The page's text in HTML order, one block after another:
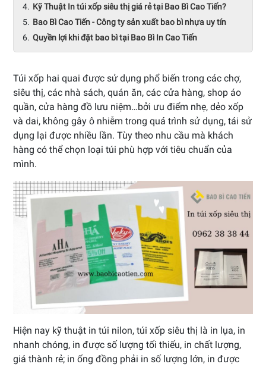
Kỹ Thuật In túi xốp siêu thị giá rẻ tại Bao Bì Cao Tiến?
Bao Bì Cao Tiến - Công ty sản xuất bao bì nhựa uy tín
Quyền lợi khi đặt bao bì tại Bao Bì In Cao Tiến
Túi xốp hai quai được sử dụng phổ biến trong các chợ,
siêu thị, các nhà sách, quán ăn, các cửa hàng, shop áo
quần, cửa hàng đồ lưu niệm…bởi ưu điểm nhẹ, dẻo xốp
và dai, không gây ô nhiễm trong quá trình sử dụng, tái sử
dụng lại được nhiều lần. Tùy theo nhu cầu mà khách
hàng có thể chọn loại túi phù hợp với tiêu chuẩn của
mình.
Hiện nay kỹ thuật in túi nilon, túi xốp siêu thị là in lụa, in
nhanh chóng, in được số lượng tối thiếu, in chất lượng,
giá thành rẻ; in ống đồng phải in số lượng lớn, in được